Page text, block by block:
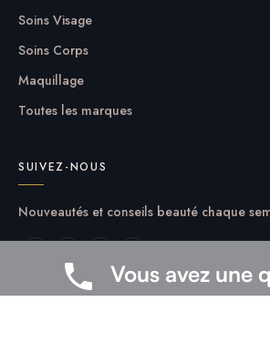
Soins Visage
Soins Corps
Maquillage
Toutes les marques
SUIVEZ-NOUS
Nouveautés et conseils beauté chaque
Vous avez une